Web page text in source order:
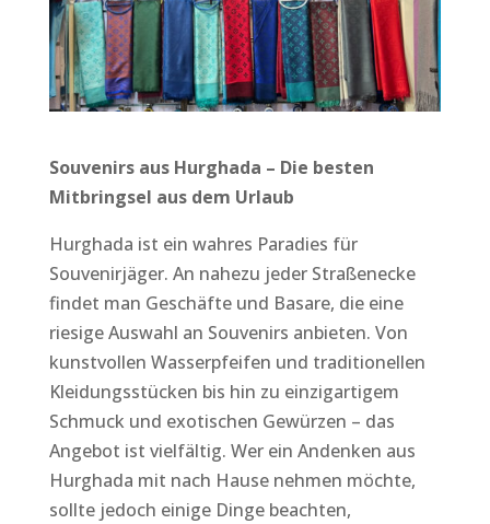
Souvenirs aus Hurghada – Die besten
Mitbringsel aus dem Urlaub
Hurghada ist ein wahres Paradies für
Souvenirjäger. An nahezu jeder Straßenecke
findet man Geschäfte und Basare, die eine
riesige Auswahl an Souvenirs anbieten. Von
kunstvollen Wasserpfeifen und traditionellen
Kleidungsstücken bis hin zu einzigartigem
Schmuck und exotischen Gewürzen – das
Angebot ist vielfältig. Wer ein Andenken aus
Hurghada mit nach Hause nehmen möchte,
sollte jedoch einige Dinge beachten,